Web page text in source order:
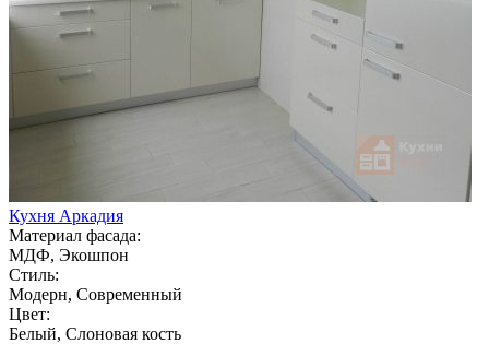
Кухня Аркадия
Материал фасада:
МДФ, Экошпон
Стиль:
Модерн, Современный
Цвет:
Белый, Слоновая кость